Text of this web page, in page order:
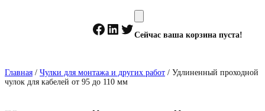
Facebook
LinkedIn
Twitter
Сейчас ваша корзина пуста!
Главная / Чулки для монтажа и других работ / Удлиненный проходной
чулок для кабелей от 95 до 110 мм